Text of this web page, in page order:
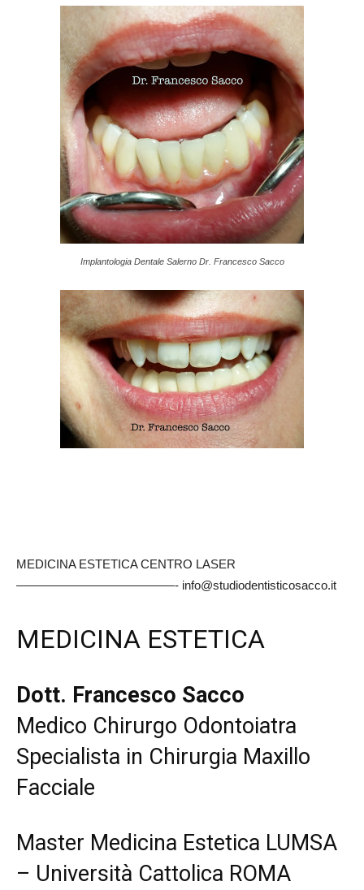
Implantologia Dentale Salerno Dr. Francesco Sacco
MEDICINA ESTETICA CENTRO LASER
—————————————- info@studiodentisticosacco.it
MEDICINA ESTETICA
Dott. Francesco Sacco
Medico Chirurgo Odontoiatra
Specialista in Chirurgia Maxillo
Facciale
Master Medicina Estetica LUMSA
– Università Cattolica ROMA